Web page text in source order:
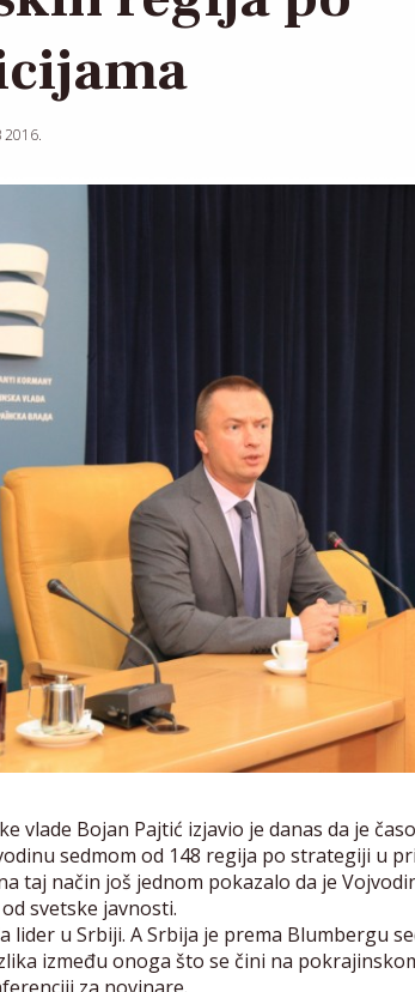
2016.
vlade Bojan Pajtić izjavio je danas da je
sedmom od 148 regija po strategiji u
taj način još jednom pokazalo da je
svetske javnosti.
lider u Srbiji. A Srbija je prema Blumbergu
između onoga što se čini na